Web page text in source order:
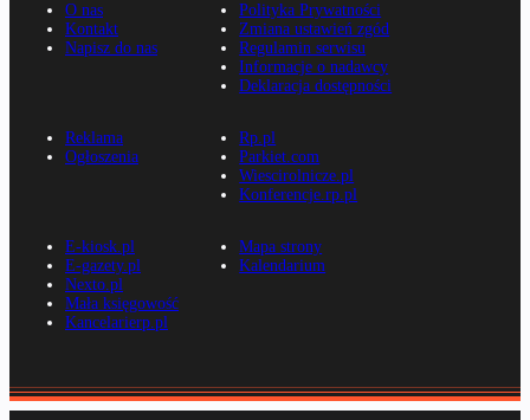
O nas
Kontakt
Napisz do nas
Polityka Prywatności
Zmiana ustawień zgód
Regulamin serwisu
Informacje o nadawcy
Deklaracja dostępności
Reklama
Ogłoszenia
Rp.pl
Parkiet.com
Wiescirolnicze.pl
Konferencje.rp.pl
E-kiosk.pl
E-gazety.pl
Nexto.pl
Mała księgowość
Kancelarierp.pl
Mapa strony
Kalendarium